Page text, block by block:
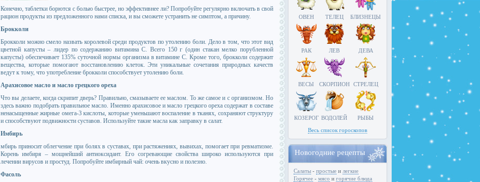
Конечно, таблетки борются с болью быстрее, но эффективнее ли? Попробуйте регулярно включать в свой
рацион продукты из предложенного нами списка, и вы сможете устранить не симптом, а причину.
Брокколи
Брокколи можно смело назвать королевой среди продуктов по утолению боли. Дело в том, что этот вид
цветной капусты – лидер по содержанию витамина С. Всего 150 г (один стакан мелко порубленной
капусты) обеспечивает 135% суточной нормы организма в витамине С. Кроме того, брокколи содержит
вещества, которые помогают восстановлению клеток. Эти уникальные сочетания природных качеств
ведут к тому, что употребление брокколи способствует утолению боли.
Арахисовое масло и масло грецкого ореха
Что вы делаете, когда скрипит дверь? Правильно, смазываете ее маслом. То же самое и с организмом. Но
здесь важно подобрать правильное масло. Именно арахисовое и масло грецкого ореха содержат в составе
ненасыщенные жирные омега-3 кислоты, которые уменьшают воспаление в тканях, сохраняют структуру
и способствуют подвижности суставов. Используйте такие масла как заправку в салат.
Имбирь
мбирь приносит облегчение при болях в суставах, при растяжениях, вывихах, помогает при ревматизме.
Корень имбиря – мощнейший антиоксидант. Его согревающие свойства широко используются при
лечении вирусов и простуд. Попробуйте имбирный чай: очень вкусно и полезно.
Фасоль
ОВЕН ТЕЛЕЦ БЛИЗНЕЦЫ
РАК ЛЕВ ДЕВА
ВЕСЫ СКОРПИОН СТРЕЛЕЦ
КОЗЕРОГ ВОДОЛЕЙ
РЫБЫ
Весь список гороскопов
Новогодние рецепты
Салаты - простые и легкие
Горячее - мясо и горячие блюда